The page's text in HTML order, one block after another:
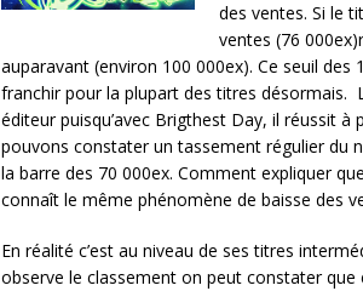
des ventes. Si le
ventes (76
auparavant (environ 100 000ex). Ce seuil
franchir pour la plupart des titres désormais.
éditeur puisqu’avec Brigthest Day, il réussit
pouvons constater un tassement régulier du
la barre des 70 000ex. Comment expliquer
connaît le même phénomène de baisse des
En réalité c’est au niveau de ses titres
observe le classement on peut constater que